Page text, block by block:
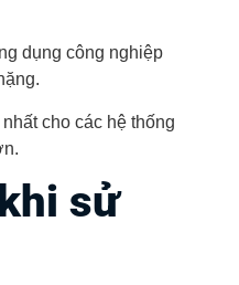
dụng công nghiệp
cho các hệ thống
sử